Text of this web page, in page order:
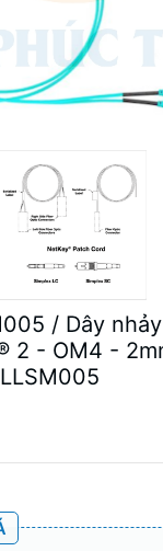
/ Dây
2 - OM4 -